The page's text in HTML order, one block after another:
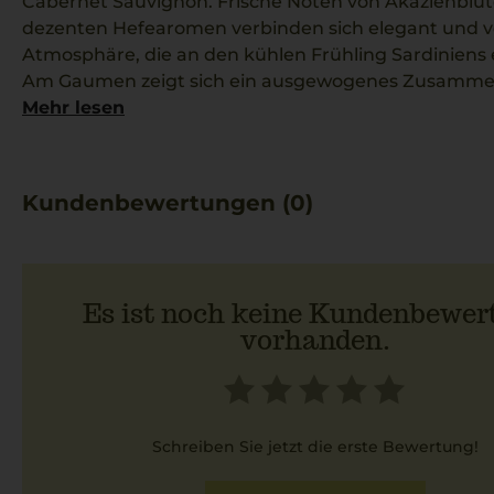
dezenten Hefearomen verbinden sich elegant und
Atmosphäre, die an den kühlen Frühling Sardiniens
Am Gaumen zeigt sich ein ausgewogenes
feiner Würze und leicht mineralischer Note. Seine
würziger Salsiccia unterstreicht das beeindruckende
Mehr lesen
Kundenbewertungen (0)
Es ist noch keine
vorhanden.
Schreiben Sie jetzt die erste Bewertung!